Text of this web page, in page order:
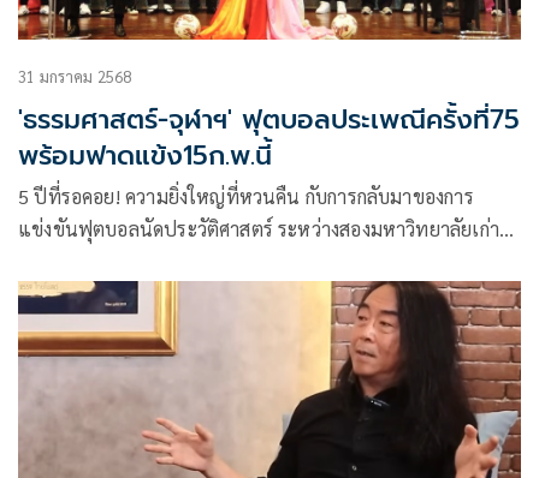
31 มกราคม 2568
'ธรรมศาสตร์-จุฬาฯ' ฟุตบอลประเพณีครั้งที่75
พร้อมฟาดแข้ง15ก.พ.นี้
5 ปีที่รอคอย! ความยิ่งใหญ่ที่หวนคืน กับการกลับมาของการ
แข่งขันฟุตบอลนัดประวัติศาสตร์ ระหว่างสองมหาวิทยาลัยเก่า
ที่จะกลับมาร่วมสร้างความทรงจำครั้งใหม่ สมาคมธรรมศาสตร์
ในพระบรมราชูปถัมภ์และมหาวิทยาลัยธรรมศาสตร์ รับหน้าที่
เป็นเจ้าภาพในการจัดงาน ลงสนามในวันเสาร์ที่ 15 กุมภาพันธ์
ณ สนามศุภชลาศัยกรีฑาสถานแห่งชาติ